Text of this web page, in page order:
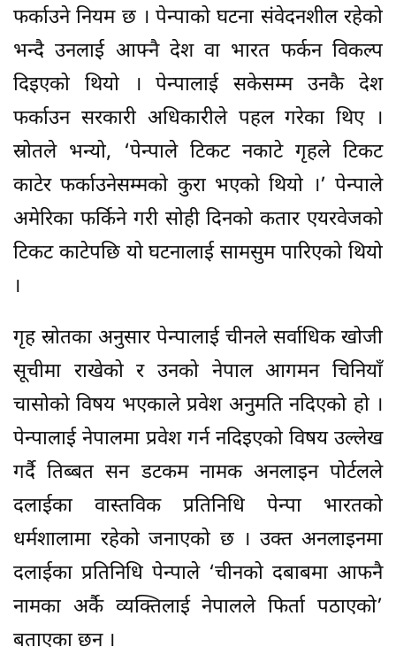
फर्काउने नियम छ । पेन्पाको घटना संवेदनशील रहेको
भन्दै उनलाई आफ्नै देश वा भारत फर्कन विकल्प
दिइएको थियो । पेन्पालाई सकेसम्म उनकै देश
फर्काउन सरकारी अधिकारीले पहल गरेका थिए ।
स्रोतले भन्यो, ‘पेन्पाले टिकट नकाटे गृहले टिकट
काटेर फर्काउनेसम्मको कुरा भएको थियो ।’ पेन्पाले
अमेरिका फर्किने गरी सोही दिनको कतार एयरवेजको
टिकट काटेपछि यो घटनालाई सामसुम पारिएको थियो
।
गृह स्रोतका अनुसार पेन्पालाई चीनले सर्वाधिक खोजी
सूचीमा राखेको र उनको नेपाल आगमन चिनियाँ
चासोको विषय भएकाले प्रवेश अनुमति नदिएको हो ।
पेन्पालाई नेपालमा प्रवेश गर्न नदिइएको विषय उल्लेख
गर्दै तिब्बत सन डटकम नामक अनलाइन पोर्टलले
दलाईका वास्तविक प्रतिनिधि पेन्पा भारतको
धर्मशालामा रहेको जनाएको छ । उक्त अनलाइनमा
दलाईका प्रतिनिधि पेन्पाले ‘चीनको दबाबमा आफनै
नामका अर्कै व्यक्तिलाई नेपालले फिर्ता पठाएको’
बताएका छन् ।